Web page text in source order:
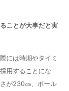
ことが大事だと実
には時期やタイミ
用することにな
が230㎝、ボール